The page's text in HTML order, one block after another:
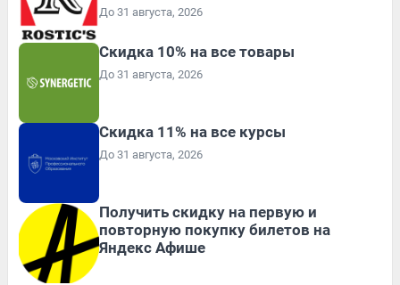
До 31 августа, 2026
Скидка 10% на все товары
До 31 августа, 2026
Скидка 11% на все курсы
До 31 августа, 2026
Получить скидку на первую и
повторную покупку билетов на
Яндекс Афише